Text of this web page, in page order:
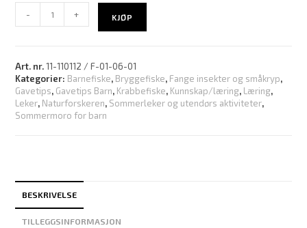
- + KJØP
Art. nr.11-110112 / F-01-06-01
Kategorier: Barnefiske, Bryggefiske, Fange insekter og småkryp,
Gavetips, Gavetips Barn, Krabbefiske, Kunnskap/læring, Læring,
Leker, Naturforskeren, Sommerleker og utendørs aktiviteter,
Sommermoro for barn
BESKRIVELSE
TILLEGGSINFORMASJON